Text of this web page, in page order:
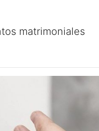
matrimoniales